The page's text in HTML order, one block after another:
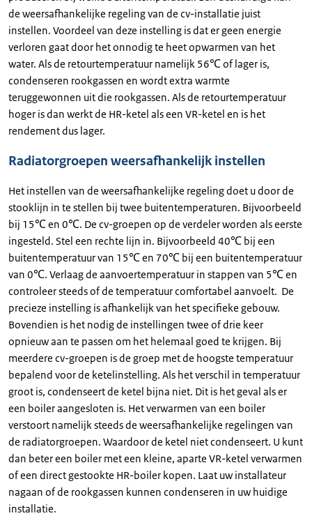
de weersafhankelijke regeling van de cv-installatie juist
instellen. Voordeel van deze instelling is dat er geen energie
verloren gaat door het onnodig te heet opwarmen van het
water. Als de retourtemperatuur namelijk 56℃ of lager is,
condenseren rookgassen en wordt extra warmte
teruggewonnen uit die rookgassen. Als de retourtemperatuur
hoger is dan werkt de HR-ketel als een VR-ketel en is het
rendement dus lager.
Radiatorgroepen weersafhankelijk instellen
Het instellen van de weersafhankelijke regeling doet u door de
stooklijn in te stellen bij twee buitentemperaturen. Bijvoorbeeld
bij 15℃ en 0℃. De cv-groepen op de verdeler worden als eerste
ingesteld. Stel een rechte lijn in. Bijvoorbeeld 40℃ bij een
buitentemperatuur van 15℃ en 70℃ bij een buitentemperatuur
van 0℃. Verlaag de aanvoertemperatuur in stappen van 5℃ en
controleer steeds of de temperatuur comfortabel aanvoelt. De
precieze instelling is afhankelijk van het specifieke gebouw.
Bovendien is het nodig de instellingen twee of drie keer
opnieuw aan te passen om het helemaal goed te krijgen. Bij
meerdere cv-groepen is de groep met de hoogste temperatuur
bepalend voor de ketelinstelling. Als het verschil in temperatuur
groot is, condenseert de ketel bijna niet. Dit is het geval als er
een boiler aangesloten is. Het verwarmen van een boiler
verstoort namelijk steeds de weersafhankelijke regelingen van
de radiatorgroepen. Waardoor de ketel niet condenseert. U kunt
dan beter een boiler met een kleine, aparte VR-ketel verwarmen
of een direct gestookte HR-boiler kopen. Laat uw installateur
nagaan of de rookgassen kunnen condenseren in uw huidige
installatie.